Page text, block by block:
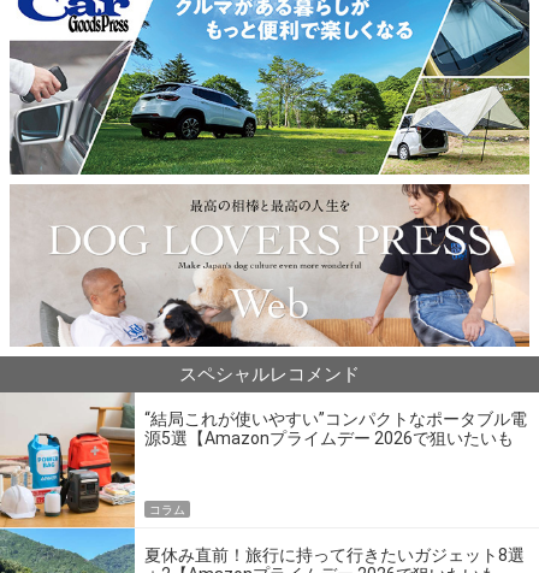
スペシャルレコメンド
“結局これが使いやすい”コンパクトなポータブル電
源5選【Amazonプライムデー 2026で狙いたいも
コラム
夏休み直前！旅行に持って行きたいガジェット8選